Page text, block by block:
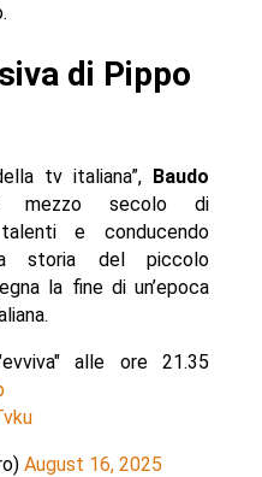
di Pippo
tv italiana”, Baudo
mezzo secolo di
e conducendo
storia del piccolo
la fine di un’epoca
alle ore 21.35
August 16, 2025